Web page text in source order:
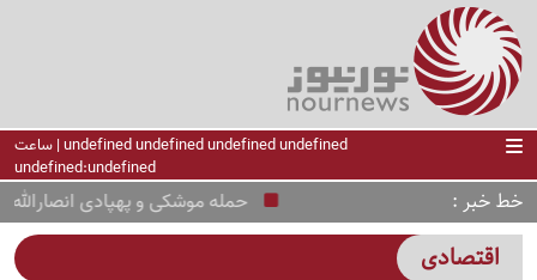
undefined undefined undefined undefined | ساعت
undefined:undefined
خط خبر حمله موشکی و پهپادی انصارالله
اقتصادی